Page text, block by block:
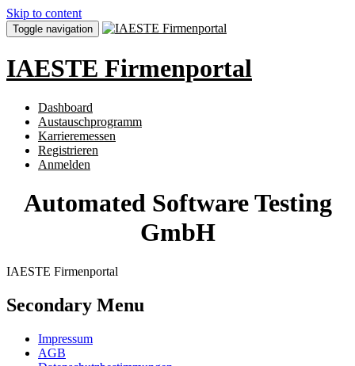
Skip to content
Toggle navigation
IAESTE Firmenportal
Dashboard
Austauschprogramm
Karrieremessen
Registrieren
Anmelden
Automated Software Testing
GmbH
IAESTE Firmenportal
Secondary Menu
Impressum
AGB